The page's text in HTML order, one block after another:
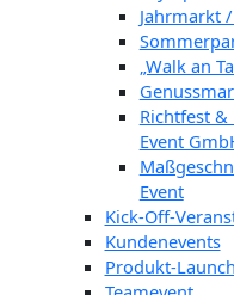
Jahrmarkt
„Walk an
Richtfest &
Event
Event
Kick-Off-
Kundenevents
Produkt-